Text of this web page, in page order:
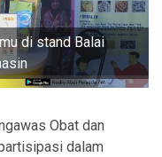
di stand Balai
Obat dan
dalam